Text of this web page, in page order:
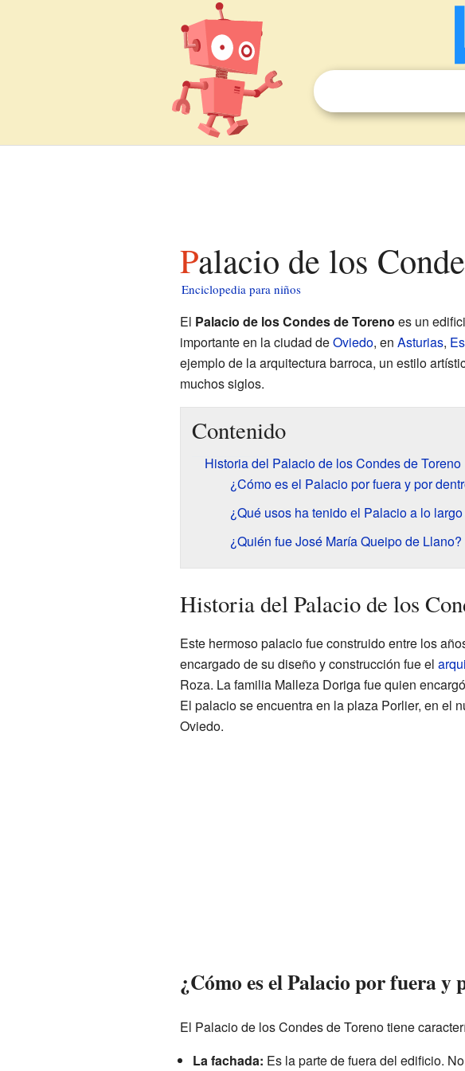
Palacio de los
Enciclopedia para niños
El Palacio de los Condes de Toreno es un
importante en la ciudad deOviedo, en Asturias,
ejemplo de la arquitectura barroca, un estilo
muchos siglos.
Contenido
Historia del Palacio de los Condes de Toreno
¿Cómo es el Palacio por fuera y por
¿Qué usos ha tenido el Palacio a lo
¿Quién fue José María Queipo de Llano?
Historia del Palacio de los
Este hermoso palacio fue construido entre los
encargado de su diseño y construcción fue el
Roza. La familia Malleza Doriga fue quien
El palacio se encuentra en la plaza Porlier, en el
Oviedo.
¿Cómo es el Palacio por fuera y
El Palacio de los Condes de Toreno tiene
La fachada: Es la parte de fuera del edificio.